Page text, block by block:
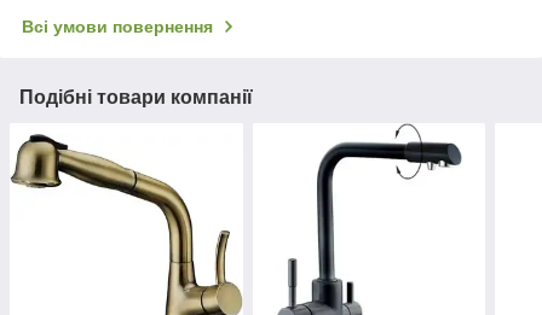
Всі умови повернення
Подібні товари компанії